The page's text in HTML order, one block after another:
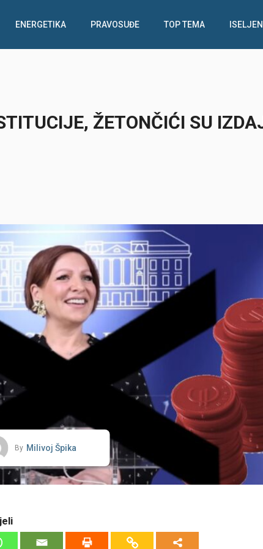
ENERGETIKA PRAVOSUĐE TOP TEMA
ŽETONČIĆI SU
By Milivoj Špika